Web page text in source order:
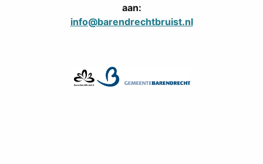
aan:
info@barendrechtbruist.nl